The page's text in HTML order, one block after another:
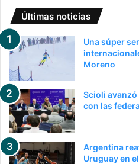
Últimas noticias
Una súper
Moreno
Scioli
con las
Argentina
Uruguay en